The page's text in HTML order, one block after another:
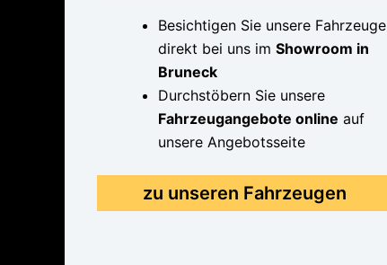
Besichtigen Sie unsere Fahrzeuge
direkt bei uns im Showroom in
Bruneck
Durchstöbern Sie unsere
Fahrzeugangebote online auf
unsere Angebotsseite
zu unseren Fahrzeugen